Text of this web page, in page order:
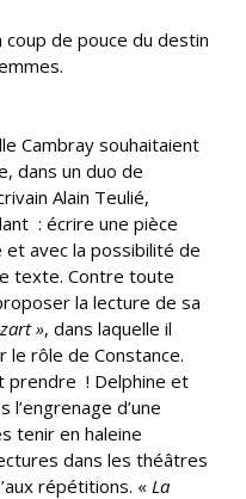
coup de pouce du destin
Cambray souhaitaient
dans un duo de
Alain Teulié,
: écrire une pièce
avec la possibilité de
texte. Contre toute
la lecture de sa
», dans laquelle il
le rôle de Constance.
prendre ! Delphine et
d’une
tenir en haleine
dans les théâtres
répétitions. « La